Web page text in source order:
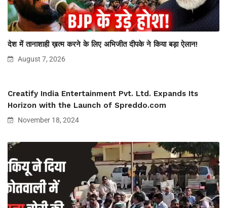
देश में तानाशाही ख़त्म करने के लिए अभिजीत दीपके ने किया बड़ा ऐलान!
August 7, 2026
Creatify India Entertainment Pvt. Ltd. Expands Its
Horizon with the Launch of Spreddo.com
November 18, 2024